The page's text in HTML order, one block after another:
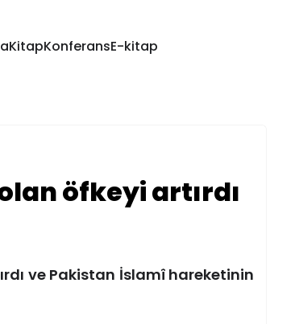
KitapKonferansE-kitap
öfkeyi artırdı
vePakistan İslamî hareketinin